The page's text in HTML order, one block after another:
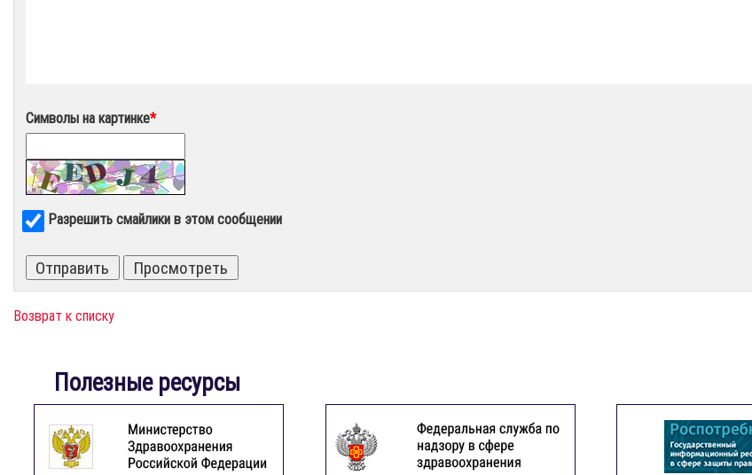
Символы на картинке*
Разрешить смайлики в этом сообщении
Возврат к списку
Полезные ресурсы